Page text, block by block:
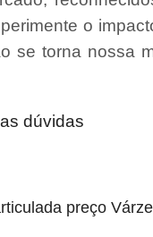
o
se torna nossa
dúvidas
preço